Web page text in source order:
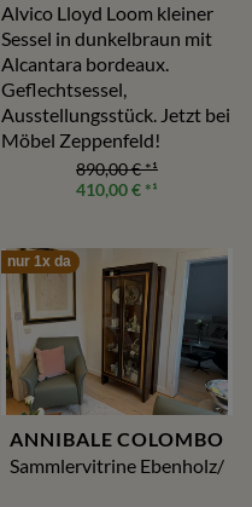
Alvico Lloyd Loom kleiner
Sessel in dunkelbraun mit
Alcantara bordeaux.
Geflechtsessel,
Ausstellungsstück. Jetzt bei
Möbel Zeppenfeld!
890,00 €*¹
410,00 €*¹
nur 1x da
ANNIBALE COLOMBO
Sammlervitrine Ebenholz/